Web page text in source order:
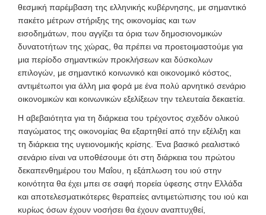
θεσμική παρέμβαση της ελληνικής κυβέρνησης, με σημαντικό
πακέτο μέτρων στήριξης της οικονομίας και των
εισοδημάτων, που αγγίζει τα όρια των δημοσιονομικών
δυνατοτήτων της χώρας, θα πρέπει να προετοιμαστούμε για
μια περίοδο σημαντικών προκλήσεων και δύσκολων
επιλογών, με σημαντικό κοινωνικό και οικονομικό κόστος,
αντιμέτωποι για άλλη μια φορά με ένα πολύ αρνητικό σενάριο
οικονομικών και κοινωνικών εξελίξεων την τελευταία δεκαετία.
Η αβεβαιότητα για τη διάρκεια του τρέχοντος σχεδόν ολικού
παγώματος της οικονομίας θα εξαρτηθεί από την εξέλιξη και
τη διάρκεια της υγειονομικής κρίσης. Ένα βασικό ρεαλιστικό
σενάριο είναι να υποθέσουμε ότι στη διάρκεια του πρώτου
δεκαπενθημέρου του Μαΐου, η εξάπλωση του ιού στην
κοινότητα θα έχει μπει σε σαφή πορεία ύφεσης στην Ελλάδα
και αποτελεσματικότερες θεραπείες αντιμετώπισης του ιού και
κυρίως όσων έχουν νοσήσει θα έχουν αναπτυχθεί,